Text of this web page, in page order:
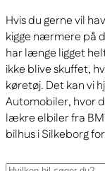
Hvis du gerne vil
kigge nærmere på
har længe ligget
ikke blive skuffet,
køretøj. Det kan vi
Automobiler, hvor
lækre elbiler fra
bilhus i Silkeborg